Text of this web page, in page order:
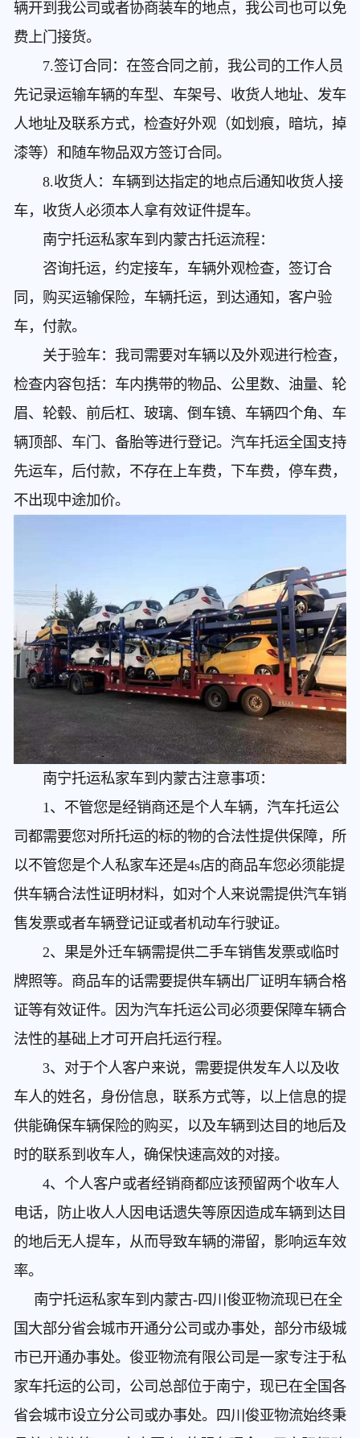
辆开到我公司或者协商装车的地点，我公司也可以免
费上门接货。
7.签订合同：在签合同之前，我公司的工作人员
先记录运输车辆的车型、车架号、收货人地址、发车
人地址及联系方式，检查好外观（如划痕，暗坑，掉
漆等）和随车物品双方签订合同。
8.收货人：车辆到达指定的地点后通知收货人接
车，收货人必须本人拿有效证件提车。
南宁托运私家车到内蒙古托运流程：
咨询托运，约定接车，车辆外观检查，签订合
同，购买运输保险，车辆托运，到达通知，客户验
车，付款。
关于验车：我司需要对车辆以及外观进行检查，
检查内容包括：车内携带的物品、公里数、油量、轮
眉、轮毂、前后杠、玻璃、倒车镜、车辆四个角、车
辆顶部、车门、备胎等进行登记。汽车托运全国支持
先运车，后付款，不存在上车费，下车费，停车费，
不出现中途加价。
南宁托运私家车到内蒙古注意事项：
1、不管您是经销商还是个人车辆，汽车托运公
司都需要您对所托运的标的物的合法性提供保障，所
以不管您是个人私家车还是4s店的商品车您必须能提
供车辆合法性证明材料，如对个人来说需提供汽车销
售发票或者车辆登记证或者机动车行驶证。
2、果是外迁车辆需提供二手车销售发票或临时
牌照等。商品车的话需要提供车辆出厂证明车辆合格
证等有效证件。因为汽车托运公司必须要保障车辆合
法性的基础上才可开启托运行程。
3、对于个人客户来说，需要提供发车人以及收
车人的姓名，身份信息，联系方式等，以上信息的提
供能确保车辆保险的购买，以及车辆到达目的地后及
时的联系到收车人，确保快速高效的对接。
4、个人客户或者经销商都应该预留两个收车人
电话，防止收人人因电话遗失等原因造成车辆到达目
的地后无人提车，从而导致车辆的滞留，影响运车效
率。
南宁托运私家车到内蒙古-四川俊亚物流现已在全
国大部分省会城市开通分公司或办事处，部分市级城
市已开通办事处。俊亚物流有限公司是一家专注于私
家车托运的公司，公司总部位于南宁，现已在全国各
省会城市设立分公司或办事处。四川俊亚物流始终秉